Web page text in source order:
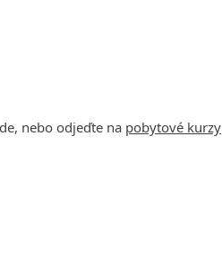
nebo odjeďte na pobytové kurzy